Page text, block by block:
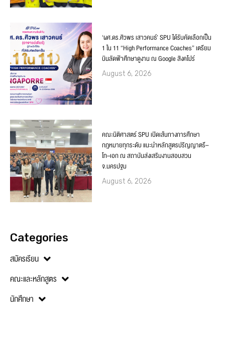
‘ผศ.ดร.ศิวพร เสาวคนธ์’ SPU ได้รับคัดเลือกเป็น
1 ใน 11 “High Performance Coaches” เตรียม
บินลัดฟ้าศึกษาดูงาน ณ Google สิงคโปร์
August 6, 2026
คณะนิติศาสตร์ SPU เปิดเส้นทางการศึกษา
กฎหมายทุกระดับ แนะนำหลักสูตรปริญญาตรี–
โท–เอก ณ สถาบันส่งเสริมงานสอบสวน
จ.นครปฐม
August 6, 2026
Categories
สมัครเรียน
คณะและหลักสูตร
นักศึกษา